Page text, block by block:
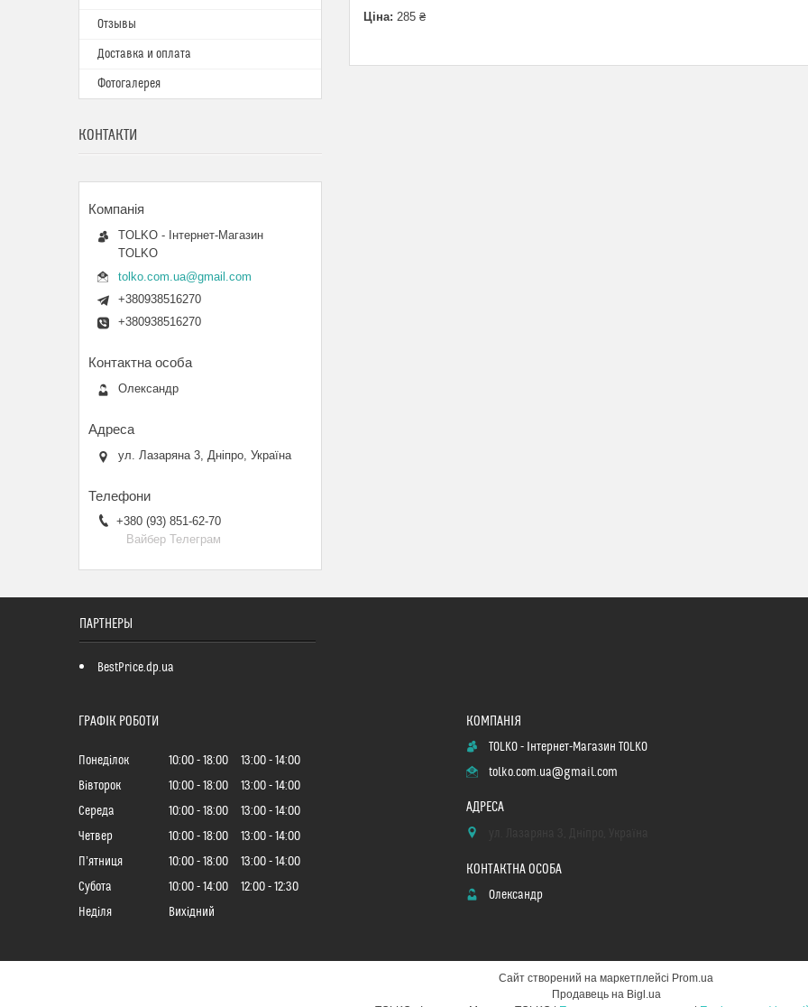
Ціна: 285 ₴
Отзывы
Доставка и оплата
Фотогалерея
КОНТАКТИ
TOLKO - Інтернет-Магазин
TOLKO
tolko.com.ua@gmail.com
+380938516270
+380938516270
Олександр
ул. Лазаряна 3, Дніпро, Україна
+380 (93) 851-62-70
Вайбер Телеграм
ПАРТНЕРЫ
BestPrice.dp.ua
ГРАФІК РОБОТИ
Понеділок 10:00 18:00 13:00
14:00
Вівторок
10:00 18:00 13:00
14:00
Середа
10:00 18:00 13:00
14:00
Четвер
10:00 18:00 13:00
14:00
Пʼятниця
10:00 18:00 13:00
14:00
Субота
10:00 14:00 12:00
12:30
Неділя
Вихідний
TOLKO - Інтернет-Магазин TOLKO
tolko.com.ua@gmail.com
Олександр
Сайт створений на маркетплейсі Prom.ua
Продавець на Bigl.ua